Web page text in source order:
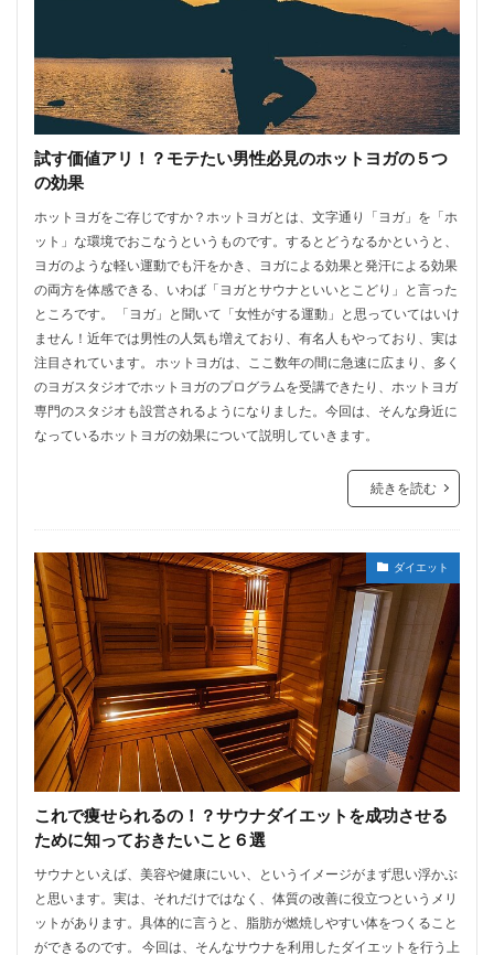
試す価値アリ！？モテたい男性必見のホットヨガの５つ
の効果
ホットヨガをご存じですか？ホットヨガとは、文字通り「ヨガ」を「ホ
ット」な環境でおこなうというものです。するとどうなるかというと、
ヨガのような軽い運動でも汗をかき、ヨガによる効果と発汗による効果
の両方を体感できる、いわば「ヨガとサウナといいとこどり」と言った
ところです。 「ヨガ」と聞いて「女性がする運動」と思っていてはいけ
ません！近年では男性の人気も増えており、有名人もやっており、実は
注目されています。 ホットヨガは、ここ数年の間に急速に広まり、多く
のヨガスタジオでホットヨガのプログラムを受講できたり、ホットヨガ
専門のスタジオも設営されるようになりました。今回は、そんな身近に
なっているホットヨガの効果について説明していきます。
続きを読む
ダイエット
これで痩せられるの！？サウナダイエットを成功させる
ために知っておきたいこと６選
サウナといえば、美容や健康にいい、というイメージがまず思い浮かぶ
と思います。実は、それだけではなく、体質の改善に役立つというメリ
ットがあります。具体的に言うと、脂肪が燃焼しやすい体をつくること
ができるのです。 今回は、そんなサウナを利用したダイエットを行う上